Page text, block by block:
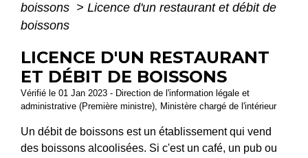
boissons > Licence d'un restaurant et débit de
boissons
LICENCE D'UN RESTAURANT
ET DÉBIT DE BOISSONS
Vérifié le 01 Jan 2023 - Direction de l'information légale et
administrative (Première ministre), Ministère chargé de l'intérieur
Un débit de boissons est un établissement qui vend
des boissons alcoolisées. Si c'est un café, un pub ou